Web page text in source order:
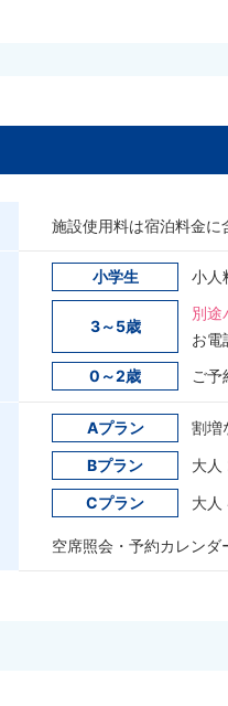
施設使用料は宿泊料金に
小学生 小人
3～5歳
別途
お電
0～2歳
ご予
Aプラン
割増
Bプラン
大人
Cプラン
大
空席照会・予約カレン